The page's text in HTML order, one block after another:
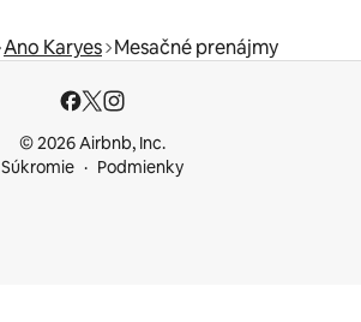
Ano Karyes Mesačné prenájmy
© 2026 Airbnb, Inc.
Súkromie
Podmienky